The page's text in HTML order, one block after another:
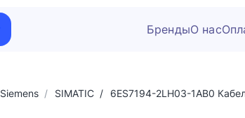
БрендыО нас
Siemens SIMATIC 6ES7194-2LH03-1AB0